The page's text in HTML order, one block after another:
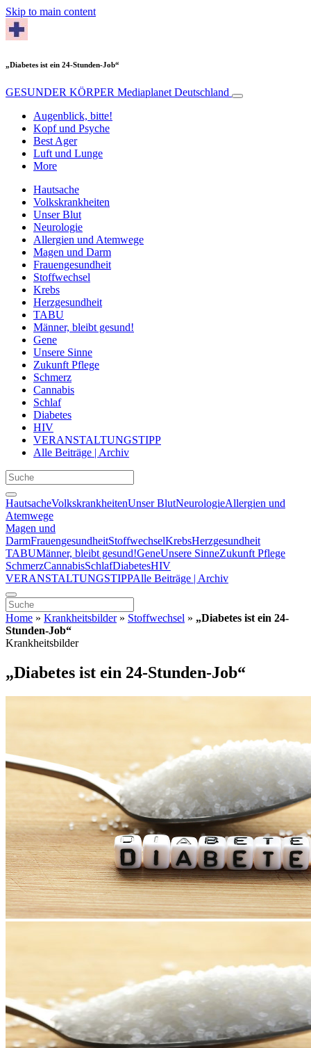
Skip to main content
„Diabetes ist ein 24-Stunden-Job“
GESUNDER KÖRPER Mediaplanet Deutschland
Augenblick, bitte!
Kopf und Psyche
Best Ager
Luft und Lunge
More
Hautsache
Volkskrankheiten
Unser Blut
Neurologie
Allergien und Atemwege
Magen und Darm
Frauengesundheit
Stoffwechsel
Krebs
Herzgesundheit
TABU
Männer, bleibt gesund!
Gene
Unsere Sinne
Zukunft Pflege
Schmerz
Cannabis
Schlaf
Diabetes
HIV
VERANSTALTUNGSTIPP
Alle Beiträge | Archiv
HautsacheVolkskrankheitenUnser BlutNeurologieAllergien und
Atemwege
Magen und
DarmFrauengesundheitStoffwechselKrebsHerzgesundheit
TABUMänner, bleibt gesund!GeneUnsere SinneZukunft Pflege
SchmerzCannabisSchlafDiabetesHIV
VERANSTALTUNGSTIPPAlle Beiträge | Archiv
Home » Krankheitsbilder» Stoffwechsel » „Diabetes ist ein 24-
Stunden-Job“
Krankheitsbilder
„Diabetes ist ein 24-Stunden-Job“